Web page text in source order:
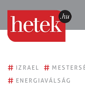
# IZRAEL #
# ENERGIAVÁLSÁG